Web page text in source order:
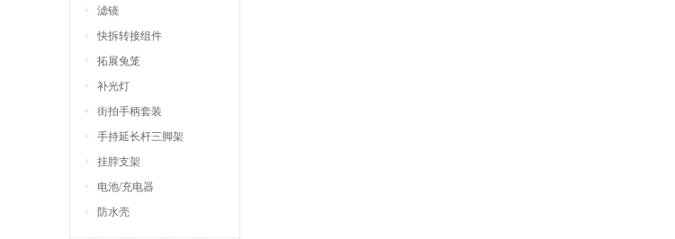
滤镜
快拆转接组件
拓展兔笼
补光灯
街拍手柄套装
手持延长杆三脚架
挂脖支架
电池/充电器
防水壳